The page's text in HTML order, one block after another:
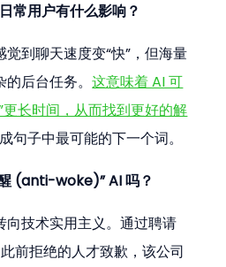
常用户有什么影响？
到聊天速度变“快”，但海量
的后台任务。这意味着 AI 可
更长时间，从而找到更好的解
句子中最可能的下一个词。
(anti-woke)” AI 吗？
向技术实用主义。通过聘请
前拒绝的人才致歉，该公司